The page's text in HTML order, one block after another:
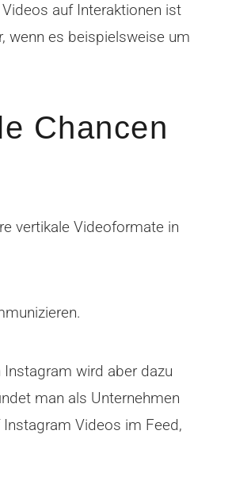
auf Interaktionen ist
wenn es beispielsweise um
Chancen
vertikale Videoformate in
wird aber dazu
man als Unternehmen
Videos im Feed,